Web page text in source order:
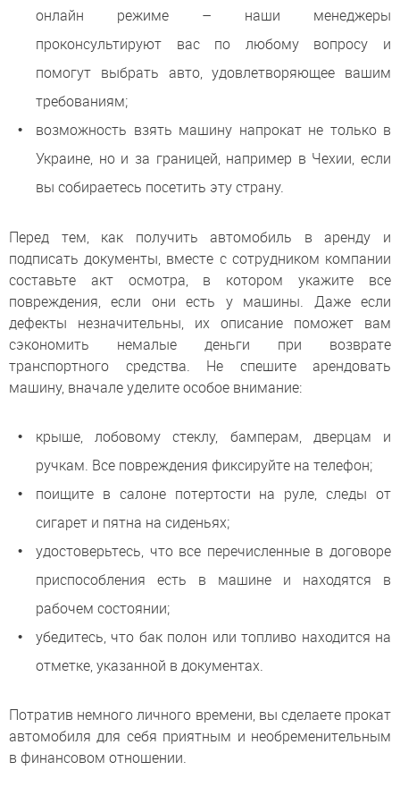
онлайн режиме – наши менеджеры
проконсультируют вас по любому вопросу и
помогут выбрать авто, удовлетворяющее вашим
требованиям;
возможность взять машину напрокат не только в
Украине, но и за границей, например в Чехии, если
вы собираетесь посетить эту страну.
Перед тем, как получить автомобиль в аренду и
подписать документы, вместе с сотрудником компании
составьте акт осмотра, в котором укажите все
повреждения, если они есть у машины. Даже если
дефекты незначительны, их описание поможет вам
сэкономить немалые деньги при возврате
транспортного средства. Не спешите арендовать
машину, вначале уделите особое внимание:
крыше, лобовому стеклу, бамперам, дверцам и
ручкам. Все повреждения фиксируйте на телефон;
поищите в салоне потертости на руле, следы от
сигарет и пятна на сиденьях;
удостоверьтесь, что все перечисленные в договоре
приспособления есть в машине и находятся в
рабочем состоянии;
убедитесь, что бак полон или топливо находится на
отметке, указанной в документах.
Потратив немного личного времени, вы сделаете прокат
автомобиля для себя приятным и необременительным
в финансовом отношении.